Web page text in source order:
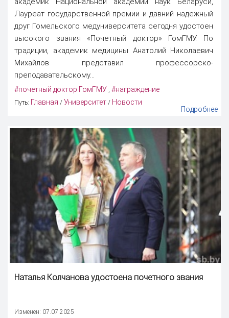
Лауреат государственной премии и давний надежный
друг Гомельского медуниверситета сегодня удостоен
высокого звания «Почетный доктор» ГомГМУ. По
традиции, академик медицины Анатолий Николаевич
Михайлов представил профессорско-
преподавательскому...
#почетный доктор ГомГМУ #награждение
Путь: Главная / Университет / Новости
Подробнее
Наталья Колчанова удостоена почетного звания
Изменен: 07.07.2025